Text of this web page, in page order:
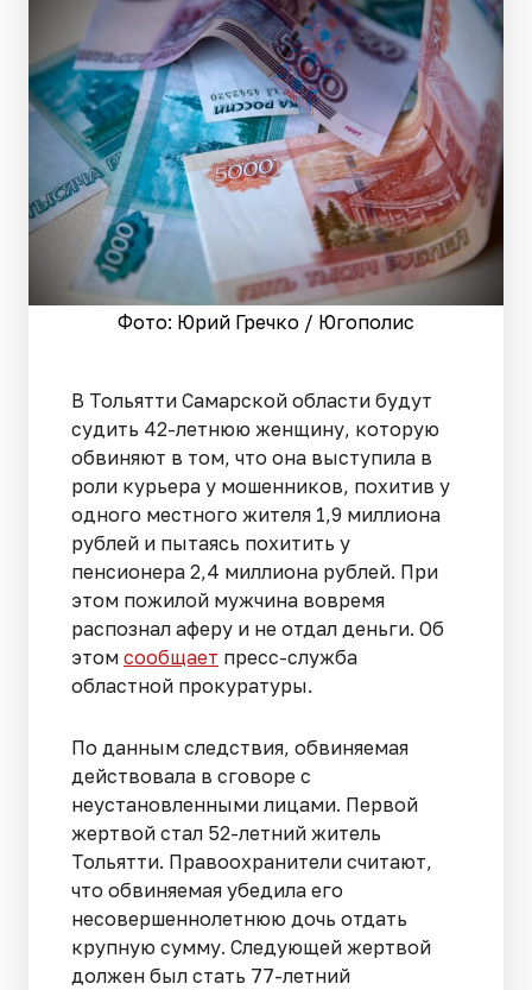
Фото: Юрий Гречко / Югополис
В Тольятти Самарской области будут
судить 42-летнюю женщину, которую
обвиняют в том, что она выступила в
роли курьера у мошенников, похитив у
одного местного жителя 1,9 миллиона
рублей и пытаясь похитить у
пенсионера 2,4 миллиона рублей. При
этом пожилой мужчина вовремя
распознал аферу и не отдал деньги. Об
этом сообщает пресс-служба
областной прокуратуры.
По данным следствия, обвиняемая
действовала в сговоре с
неустановленными лицами. Первой
жертвой стал 52-летний житель
Тольятти. Правоохранители считают,
что обвиняемая убедила его
несовершеннолетнюю дочь отдать
крупную сумму. Следующей жертвой
должен был стать 77-летний